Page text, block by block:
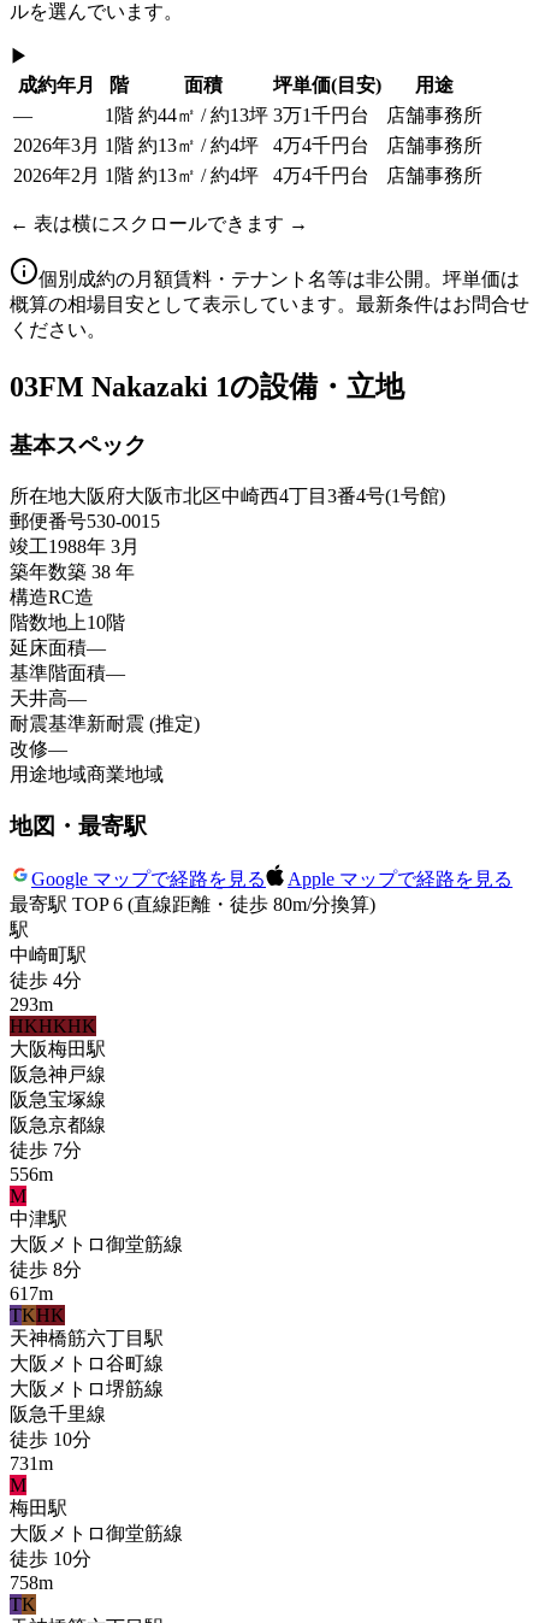
ルを選んでいます。
▶
成約年月
階 面積 坪単価(目安)
用途
—
1階 約44㎡ / 約13坪 3万1千円台
店舗事務所
2026年3月 1階 約13㎡ / 約4坪 4万4千円台
店舗事務所
2026年2月 1階 約13㎡ / 約4坪 4万4千円台 店舗事務所
← 表は横にスクロールできます →
個別成約の月額賃料・テナント名等は非公開。坪単価は
概算の相場目安として表示しています。最新条件はお問合せ
ください。
03FM Nakazaki 1の設備・立地
基本スペック
所在地大阪府大阪市北区中崎西4丁目3番4号(1号館)
郵便番号530-0015
竣工1988年 3月
築年数築 38 年
構造RC造
階数地上10階
延床面積—
基準階面積—
天井高—
耐震基準新耐震 (推定)
改修—
用途地域商業地域
地図・最寄駅
Google マップで経路を見る
Apple マップで経路を見る
最寄駅 TOP 6 (直線距離・徒歩 80m/分換算)
駅
中崎町駅
徒歩 4分
293m
HKHKHK
大阪梅田駅
阪急神戸線
阪急宝塚線
阪急京都線
徒歩 7分
556m
M
中津駅
大阪メトロ御堂筋線
徒歩 8分
617m
TKHK
天神橋筋六丁目 駅
大阪メトロ谷町線
大阪メトロ堺筋線
阪急千里線
徒歩 10分
731m
M
梅田駅
大阪メトロ御堂筋線
徒歩 10分
758m
TK